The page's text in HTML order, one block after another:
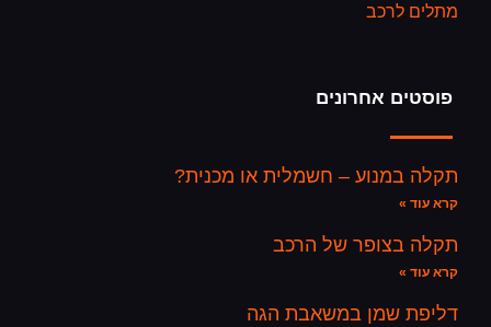
מתלים לרכב
פוסטים אחרונים
תקלה במנוע – חשמלית או מכנית?
קרא עוד »
תקלה בצופר של הרכב
קרא עוד »
דליפת שמן במשאבת הגה